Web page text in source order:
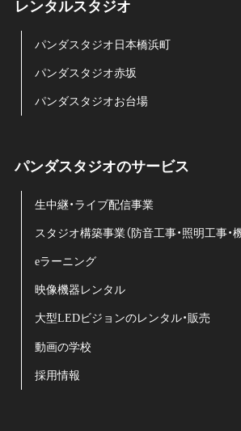
レンタルスタジオ
パンダスタジオ日本橋浜町
パンダスタジオ赤坂
パンダスタジオお台場
パンダスタジオのサービス
生中継・ライブ配信事業
スタジオ構築事業（防音工事・照明工事・
eラーニング
映像機器レンタル
大型LEDビジョンのレンタル・販売
動画の学校
採用情報